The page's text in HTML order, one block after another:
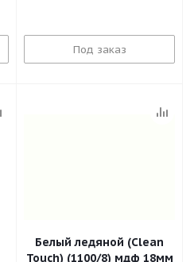
Под заказ
Белый ледяной (Clean
Touch) (1100/8) мдф 18мм